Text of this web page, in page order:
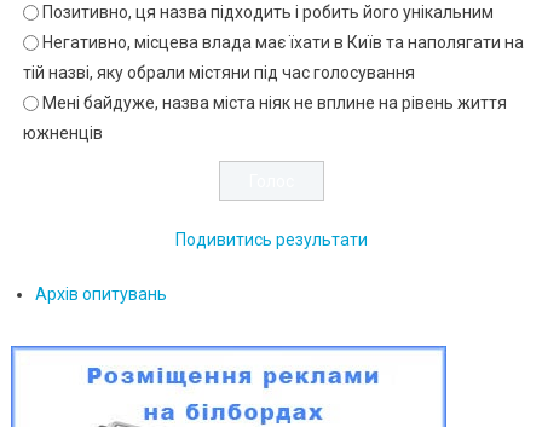
Позитивно, ця назва підходить і робить його унікальним
Негативно, місцева влада має їхати в Київ та наполягати на
тій назві, яку обрали містяни під час голосування
Мені байдуже, назва міста ніяк не вплине на рівень життя
южненців
Подивитись результати
Архів опитувань